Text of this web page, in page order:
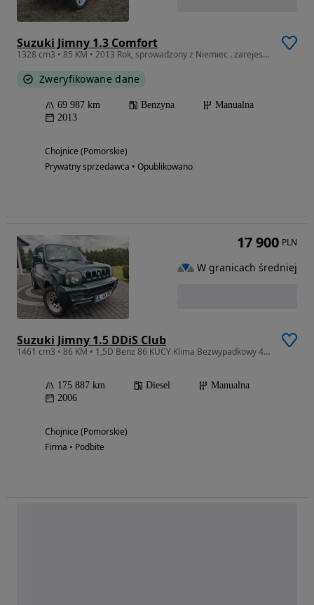
Suzuki Jimny 1.3 Comfort
1328 cm3 • 85 KM • 2013 Rok, sprowadzony z Niemiec . zarejestrowany w PL . KLIMA.
Zweryfikowane dane
69 987 km Benzyna
Manualna
2013
Chojnice (Pomorskie)
Prywatny sprzedawca • Opublikowano
Suzuki Jimny 1.5 DDiS Club
1461 cm3 • 86 KM • 1,5D Benz 86 KUCY Klima Bezwypadkowy 4/4 Niemcy
175 887 km Diesel
Manualna
2006
Chojnice (Pomorskie)
Firma • Podbite
17 900 PLN
W granicach średniej